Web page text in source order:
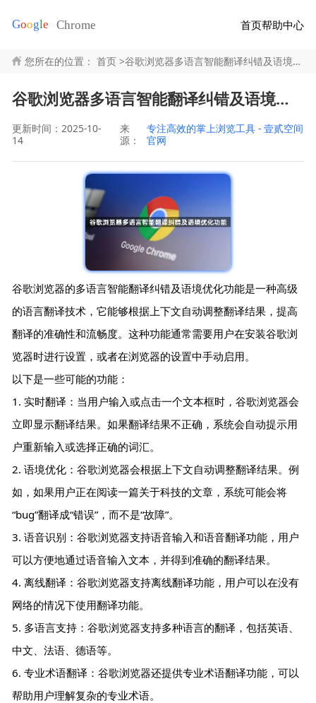
首页帮助中心
您所在的位置： 首页 >谷歌浏览器多语言智能翻译纠错及语境优化功能
谷歌浏览器多语言智能翻译纠错及语境优化功能
更新时间：2025-10-
14
来
源：
专注高效的掌上浏览工具 - 壹贰空间
官网
谷歌浏览器的多语言智能翻译纠错及语境优化功能是一种高级
的语言翻译技术，它能够根据上下文自动调整翻译结果，提高
翻译的准确性和流畅度。这种功能通常需要用户在安装谷歌浏
览器时进行设置，或者在浏览器的设置中手动启用。
以下是一些可能的功能：
1. 实时翻译：当用户输入或点击一个文本框时，谷歌浏览器会
立即显示翻译结果。如果翻译结果不正确，系统会自动提示用
户重新输入或选择正确的词汇。
2. 语境优化：谷歌浏览器会根据上下文自动调整翻译结果。例
如，如果用户正在阅读一篇关于科技的文章，系统可能会将
“bug”翻译成“错误”，而不是“故障”。
3. 语音识别：谷歌浏览器支持语音输入和语音翻译功能，用户
可以方便地通过语音输入文本，并得到准确的翻译结果。
4. 离线翻译：谷歌浏览器支持离线翻译功能，用户可以在没有
网络的情况下使用翻译功能。
5. 多语言支持：谷歌浏览器支持多种语言的翻译，包括英语、
中文、法语、德语等。
6. 专业术语翻译：谷歌浏览器还提供专业术语翻译功能，可以
帮助用户理解复杂的专业术语。